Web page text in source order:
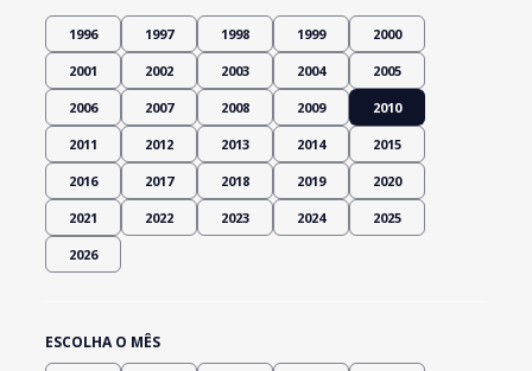
1996 1997 1998 1999 2000
2001 2002 2003 2004 2005
2006 2007 2008 2009 2010
2011 2012 2013 2014 2015
2016 2017 2018 2019 2020
2021 2022 2023 2024 2025
2026
ESCOLHA O MÊS